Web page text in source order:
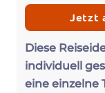
Jetzt
Diese
individuell
eine einzelne